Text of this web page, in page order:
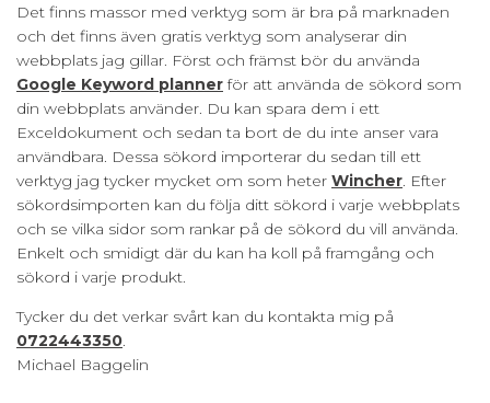
Det finns massor med verktyg som är bra på marknaden
och det finns även gratis verktyg som analyserar din
webbplats jag gillar. Först och främst bör du använda
Google Keyword plannerför att använda de sökord som
din webbplats använder. Du kan spara dem i ett
Exceldokument och sedan ta bort de du inte anser vara
användbara. Dessa sökord importerar du sedan till ett
verktyg jag tycker mycket om som heter Wincher. Efter
sökordsimporten kan du följa ditt sökord i varje webbplats
och se vilka sidor som rankar på de sökord du vill använda.
Enkelt och smidigt där du kan ha koll på framgång och
sökord i varje produkt.
Tycker du det verkar svårt kan du kontakta mig på
0722443350.
Michael Baggelin